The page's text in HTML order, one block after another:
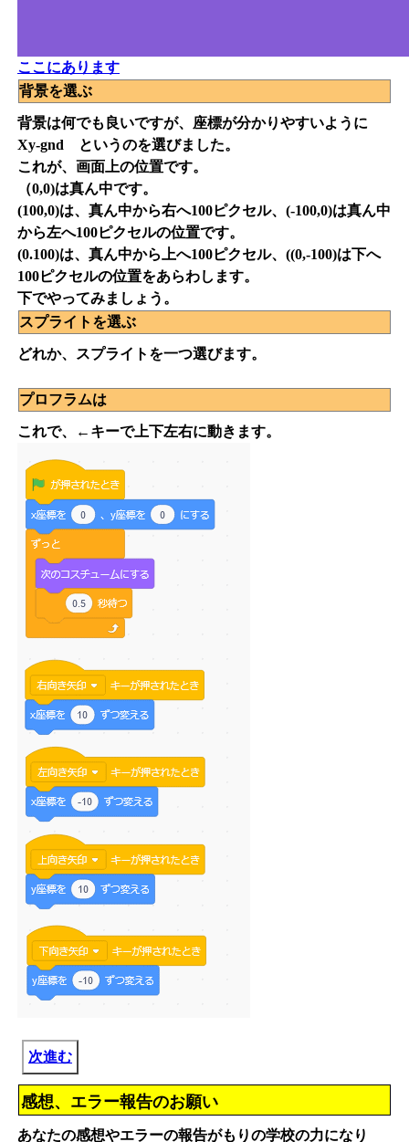
ここにあります
背景を選ぶ
背景は何でも良いですが、座標が分かりやすいように
Xy-gnd というのを選びました。
これが、画面上の位置です。
（0,0)は真ん中です。
(100,0)は、真ん中から右へ100ピクセル、(-100,0)は真ん中
から左へ100ピクセルの位置です。
(0.100)は、真ん中から上へ100ピクセル、((0,-100)は下へ
100ピクセルの位置をあらわします。
下でやってみましょう。
スプライトを選ぶ
どれか、スプライトを一つ選びます。
プロフラムは
これで、←キーで上下左右に動きます。
次進む
感想、エラー報告のお願い
あなたの感想やエラーの報告がもりの学校の力になり